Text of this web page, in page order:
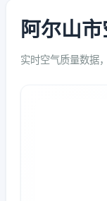
阿尔山
实时空气质量数据